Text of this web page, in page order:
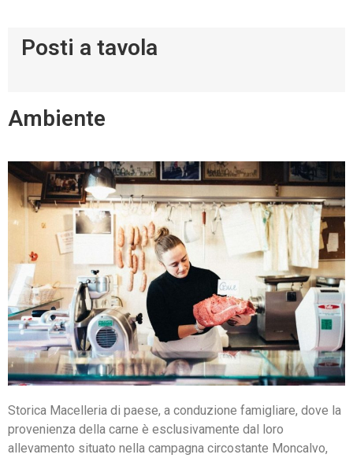
Posti a tavola
Ambiente
Storica Macelleria di paese, a conduzione famigliare, dove la
provenienza della carne è esclusivamente dal loro
allevamento situato nella campagna circostante Moncalvo,